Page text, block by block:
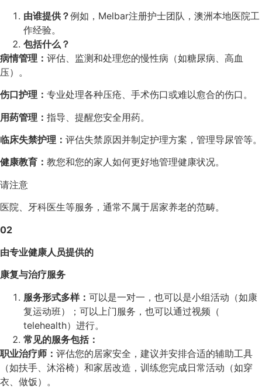
由谁提供？例如，Melbar注册护士团队，澳洲本地医院工
作经验。
包括什么？
病情管理： 评估、监测和处理您的慢性病（如糖尿病、高血
压）。
伤口护理： 专业处理各种压疮、手术伤口或难以愈合的伤口。
用药管理： 指导、提醒您安全用药。
临床失禁护理： 评估失禁原因并制定护理方案，管理导尿管等。
健康教育： 教您和您的家人如何更好地管理健康状况。
请注意
医院、牙科医生等服务，通常不属于居家养老的范畴。
02
由专业健康人员提供的
康复与治疗服务
服务形式多样： 可以是一对一，也可以是小组活动（如康
复运动班）；可以上门服务，也可以通过视频（
telehealth）进行。
常见的服务包括：
职业治疗师： 评估您的居家安全，建议并安排合适的辅助工具
（如扶手、沐浴椅）和家居改造，训练您完成日常活动（如穿
衣、做饭）。